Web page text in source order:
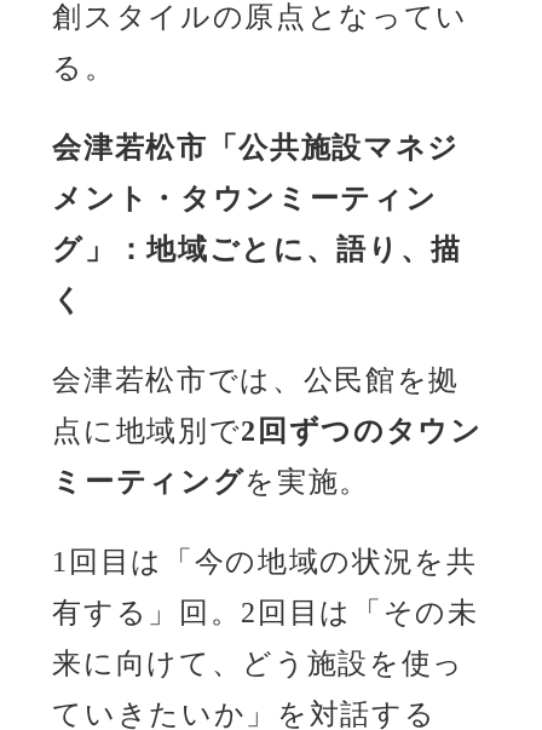
創スタイルの原点となってい
る。
会津若松市「公共施設マネジ
メント・タウンミーティン
グ」：地域ごとに、語り、描
く
会津若松市では、公民館を拠
点に地域別で2回ずつのタウン
ミーティングを実施。
1回目は「今の地域の状況を共
有する」回。2回目は「その未
来に向けて、どう施設を使っ
ていきたいか」を対話する